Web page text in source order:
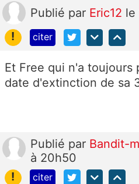
Publié par Eric12 le
!
citer
Et Free qui n'a toujours
date d'extinction de sa
Publié par Bandit-
à 20h50
!
citer